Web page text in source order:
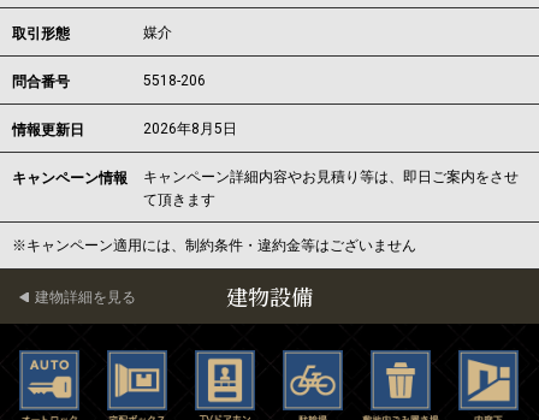
取引形態 媒介
問合番号 5518-206
情報更新日 2026年8月5日
キャンペーン情報
キャンペーン詳細内容やお見積り等は、即日ご案内をさせ
て頂きます
※キャンペーン適用には、制約条件・違約金等はございません
建物設備
建物詳細を見る